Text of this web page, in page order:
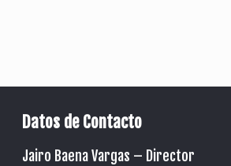
Datos de Contacto
Jairo Baena Vargas – Director